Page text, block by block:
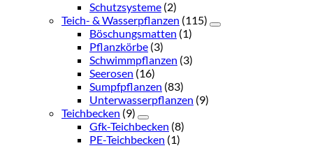
Schutzsysteme (2)
Teich- & Wasserpflanzen (115)
Böschungsmatten (1)
Pflanzkörbe (3)
Schwimmpflanzen (3)
Seerosen (16)
Sumpfpflanzen (83)
Unterwasserpflanzen (9)
Teichbecken (9)
Gfk-Teichbecken (8)
PE-Teichbecken (1)